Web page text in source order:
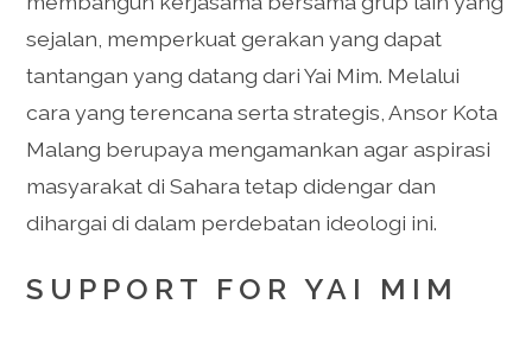
sejalan, memperkuat gerakan yang dapat
tantangan yang datang dari Yai Mim. Melalui
cara yang terencana serta strategis, Ansor Kota
Malang berupaya mengamankan agar aspirasi
masyarakat di Sahara tetap didengar dan
dihargai di dalam perdebatan ideologi ini.
SUPPORT FOR YAI MIM